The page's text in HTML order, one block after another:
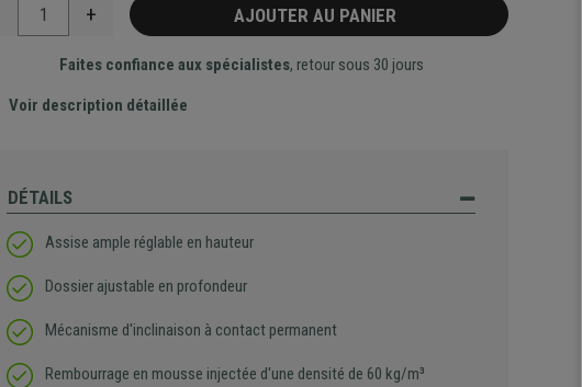
+ AJOUTER AU PANIER
Faites confiance aux spécialistes, retour sous 30 jours
Voir description détaillée
DÉTAILS
Assise ample réglable en hauteur
Dossier ajustable en profondeur
Mécanisme d'inclinaison à contact permanent
Rembourrage en mousse injectée d'une densité de 60 kg/m³